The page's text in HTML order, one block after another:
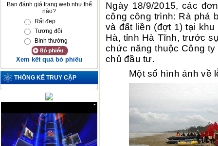
Bạn đánh giá trang web như thế
nào?
Rất đẹp
Tương đối
Bình thường
Xem kết quả bỏ phiếu
THỐNG KÊ TRUY CẬP
Ngày 18/9/2015, các
công công trình: Rà phá
và đất liền (đợt 1) tại
Hà, tỉnh Hà Tĩnh, trước
chức năng thuộc Công
chủ đầu tư.
Một số hình ảnh về